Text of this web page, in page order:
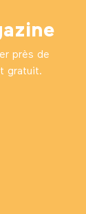
près de
gratuit.